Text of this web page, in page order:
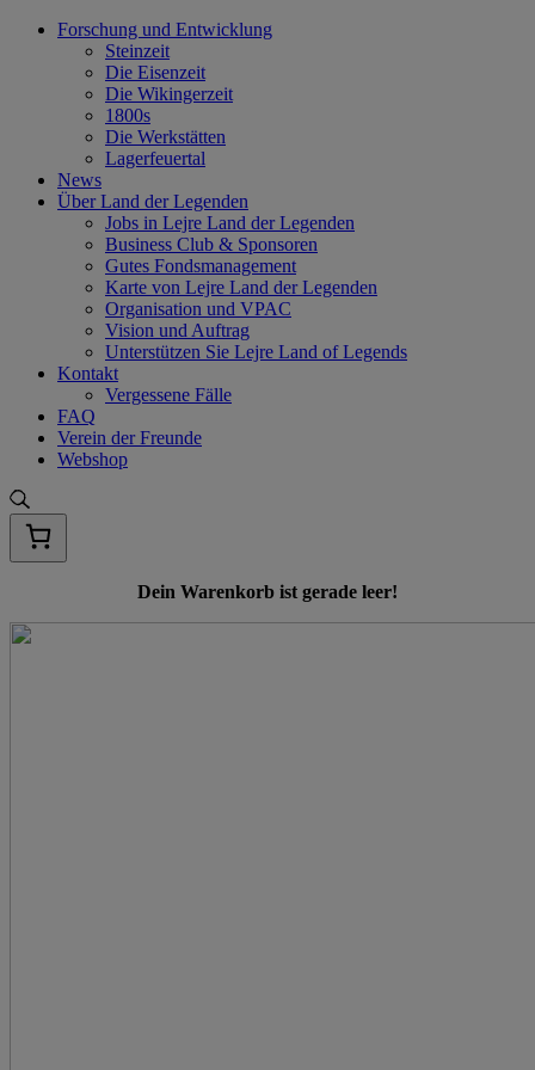
Skip
Forschung und Entwicklung
Steinzeit
Die Eisenzeit
Die Wikingerzeit
1800s
Die Werkstätten
Lagerfeuertal
News
Über Land der Legenden
Jobs in Lejre Land der Legenden
Business Club & Sponsoren
Gutes Fondsmanagement
Karte von Lejre Land der Legenden
Organisation und VPAC
Vision und Auftrag
Unterstützen Sie Lejre Land of Legends
Kontakt
Vergessene Fälle
FAQ
Verein der Freunde
Webshop
Dein Warenkorb ist gerade leer!